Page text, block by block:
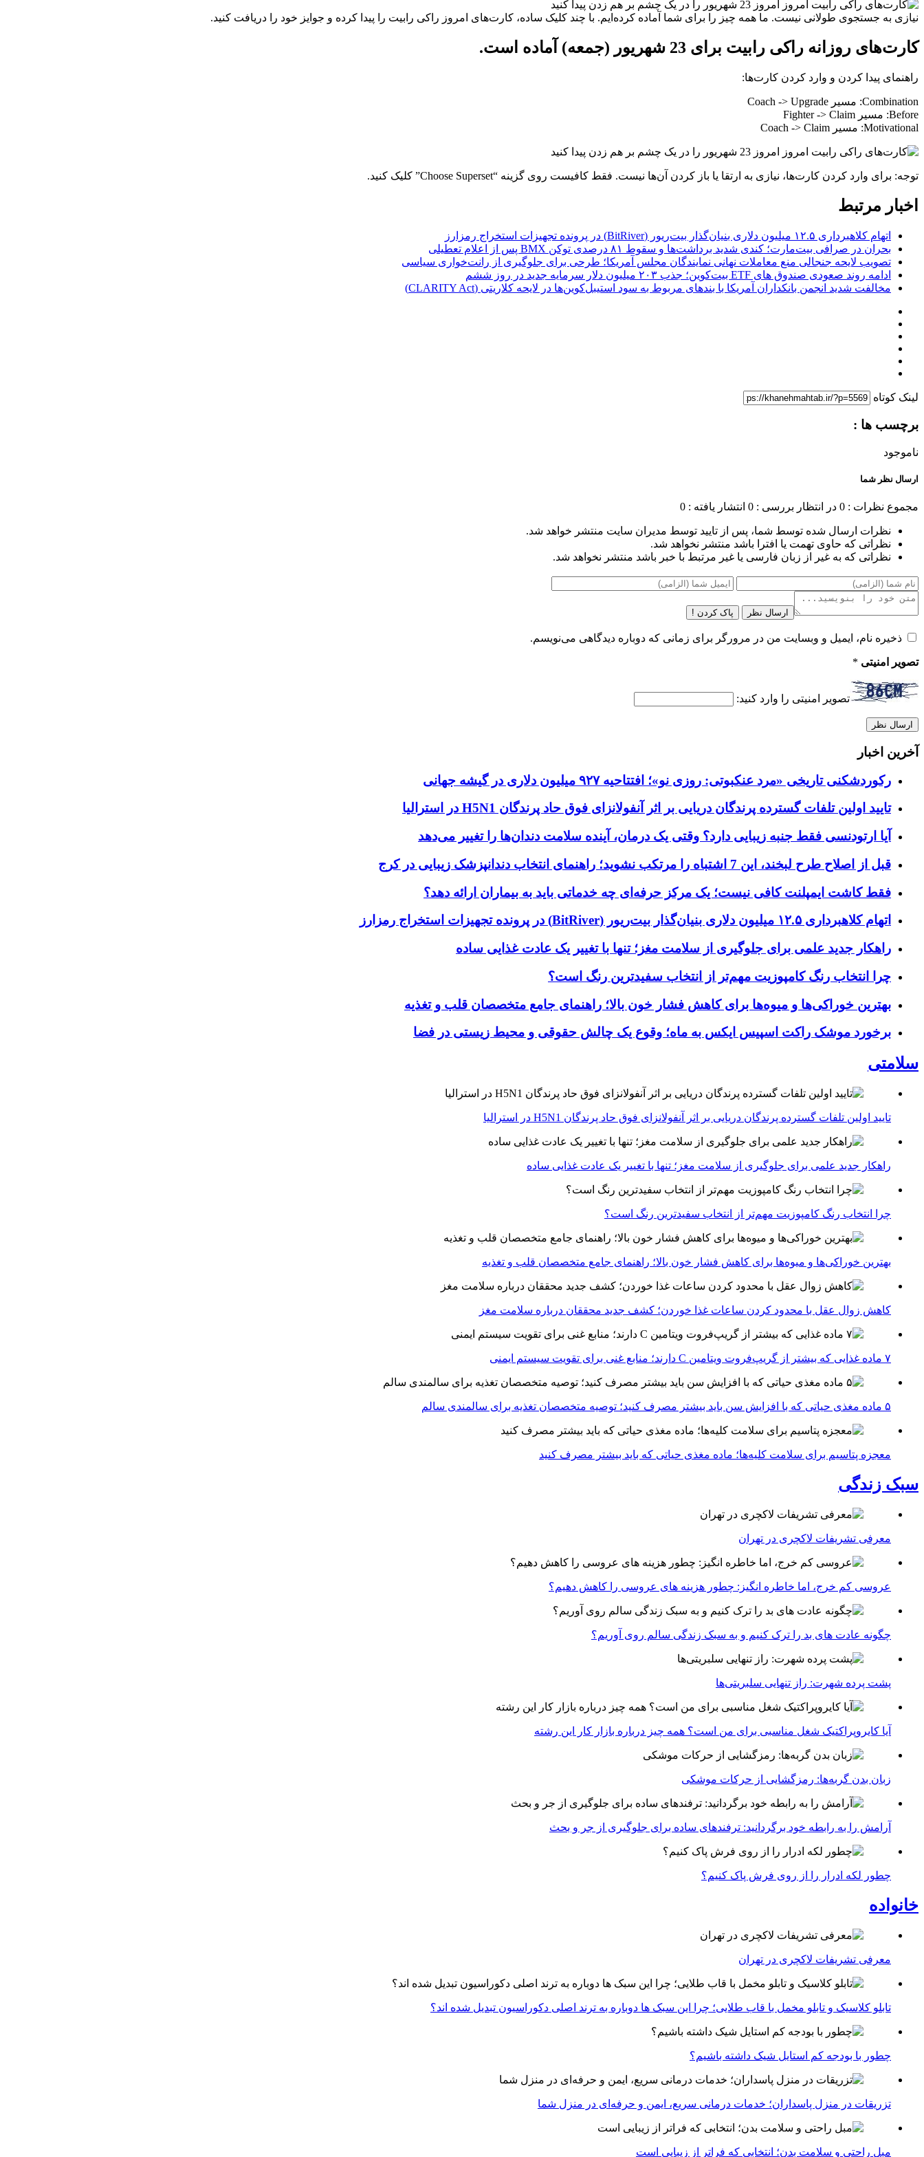
نیازی به جستجوی طولانی نیست. ما همه چیز را برای شما آماده کرده‌ایم. با چند کلیک ساده، کارت‌های امروز راکی رابیت را پیدا کرده و جوایز خود را دریافت کنید.
کارت‌های روزانه راکی رابیت برای 23 شهریور (جمعه) آماده است.
راهنمای پیدا کردن و وارد کردن کارت‌ها:
Combination: مسیر Coach -> Upgrade
Before: مسیر Fighter -> Claim
Motivational: مسیر Coach -> Claim
توجه: برای وارد کردن کارت‌ها، نیازی به ارتقا یا باز کردن آن‌ها نیست. فقط کافیست روی گزینه “Choose Superset” کلیک کنید.
اخبار مرتبط
اتهام کلاهبرداری ۱۲.۵ میلیون دلاری بنیان‌گذار بیت‌ریور (BitRiver) در پرونده تجهیزات استخراج رمزارز
بحران در صرافی بیت‌مارت؛ کندی شدید برداشت‌ها و سقوط ۸۱ درصدی توکن BMX پس از اعلام تعطیلی
تصویب لایحه جنجالی منع معاملات نهانی نمایندگان مجلس آمریکا؛ طرحی برای جلوگیری از رانت‌خواری سیاسی
ادامه روند صعودی صندوق‌ های ETF بیت‌کوین؛ جذب ۲۰۳ میلیون دلار سرمایه جدید در روز ششم
مخالفت شدید انجمن بانکداران آمریکا با بندهای مربوط به سود استیبل‌کوین‌ها در لایحه کلاریتی (CLARITY Act)
لینک کوتاه
برچسب ها :
ناموجود
ارسال نظر شما
مجموع نظرات : 0 در انتظار بررسی : 0 انتشار یافته : 0
نظرات ارسال شده توسط شما، پس از تایید توسط مدیران سایت منتشر خواهد شد.
نظراتی که حاوی تهمت یا افترا باشد منتشر نخواهد شد.
نظراتی که به غیر از زبان فارسی یا غیر مرتبط با خبر باشد منتشر نخواهد شد.
ارسال نظر پاک کردن !
ذخیره نام، ایمیل و وبسایت من در مرورگر برای زمانی که دوباره دیدگاهی می‌نویسم.
تصویر امنیتی *
تصویر امنیتی را وارد کنید:
آخرین اخبار
رکوردشکنی تاریخی «مرد عنکبوتی: روزی نو»؛ افتتاحیه ۹۲۷ میلیون دلاری در گیشه جهانی
تایید اولین تلفات گسترده پرندگان دریایی بر اثر آنفولانزای فوق حاد پرندگان H5N1 در استرالیا
آیا ارتودنسی فقط جنبه زیبایی دارد؟ وقتی یک درمان، آینده سلامت دندان‌ها را تغییر می‌دهد
قبل از اصلاح طرح لبخند، این 7 اشتباه را مرتکب نشوید؛ راهنمای انتخاب دندانپزشک زیبایی در کرج
فقط کاشت ایمپلنت کافی نیست؛ یک مرکز حرفه‌ای چه خدماتی باید به بیماران ارائه دهد؟
اتهام کلاهبرداری ۱۲.۵ میلیون دلاری بنیان‌گذار بیت‌ریور (BitRiver) در پرونده تجهیزات استخراج رمزارز
راهکار جدید علمی برای جلوگیری از سلامت مغز؛ تنها با تغییر یک عادت غذایی ساده
چرا انتخاب رنگ کامپوزیت مهم‌تر از انتخاب سفیدترین رنگ است؟
بهترین خوراکی‌ها و میوه‌ها برای کاهش فشار خون بالا؛ راهنمای جامع متخصصان قلب و تغذیه
برخورد موشک راکت اسپیس ایکس به ماه؛ وقوع یک چالش حقوقی و محیط زیستی در فضا
سلامتی
تایید اولین تلفات گسترده پرندگان دریایی بر اثر آنفولانزای فوق حاد پرندگان H5N1 در استرالیا
راهکار جدید علمی برای جلوگیری از سلامت مغز؛ تنها با تغییر یک عادت غذایی ساده
چرا انتخاب رنگ کامپوزیت مهم‌تر از انتخاب سفیدترین رنگ است؟
بهترین خوراکی‌ها و میوه‌ها برای کاهش فشار خون بالا؛ راهنمای جامع متخصصان قلب و تغذیه
کاهش زوال عقل با محدود کردن ساعات غذا خوردن؛ کشف جدید محققان درباره سلامت مغز
۷ ماده غذایی که بیشتر از گریپ‌فروت ویتامین C دارند؛ منابع غنی برای تقویت سیستم ایمنی
۵ ماده مغذی حیاتی که با افزایش سن باید بیشتر مصرف کنید؛ توصیه متخصصان تغذیه برای سالمندی سالم
معجزه پتاسیم برای سلامت کلیه‌ها؛ ماده مغذی حیاتی که باید بیشتر مصرف کنید
سبک زندگی
معرفی تشریفات لاکچری در تهران
عروسی کم خرج، اما خاطره انگیز: چطور هزینه های عروسی را کاهش دهیم؟
چگونه عادت‌ های بد را ترک کنیم و به سبک زندگی سالم روی آوریم؟
پشت پرده شهرت: راز تنهایی سلبریتی‌ها
آیا کایروپراکتیک شغل مناسبی برای من است؟ همه چیز درباره بازار کار این رشته
زبان بدن گربه‌ها: رمزگشایی از حرکات موشکی
آرامش را به رابطه خود برگردانید: ترفندهای ساده برای جلوگیری از جر و بحث
چطور لکه ادرار را از روی فرش پاک کنیم؟
خانواده
معرفی تشریفات لاکچری در تهران
تابلو کلاسیک و تابلو مخمل با قاب طلایی؛ چرا این سبک ها دوباره به ترند اصلی دکوراسیون تبدیل شده اند؟
چطور با بودجه کم استایل شیک داشته باشیم؟
تزریقات در منزل پاسداران؛ خدمات درمانی سریع، ایمن و حرفه‌ای در منزل شما
مبل راحتی و سلامت بدن؛ انتخابی که فراتر از زیبایی است